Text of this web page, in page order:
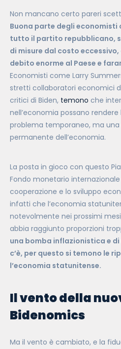
Non mancano certo pareri
Buona parte degli economisti
tutto il partito repubblicano,
di misure dal costo
debito enorme al Paese e
Economisti come Larry
stretti collaboratori economici
critici di Biden, temono che
nell’economia possano rendere
problema temporaneo, ma
permanente dell’economia.
La posta in gioco con questo
Fondo monetario
cooperazione e lo sviluppo
infatti che l’economia
notevolmente nei prossimi
abbia raggiunto proporzioni
una bomba inflazionistica e
c’è, per questo si temono le
l’economia statunitense.
Il vento della
Bidenomics
Ma il vento è cambiato, e la